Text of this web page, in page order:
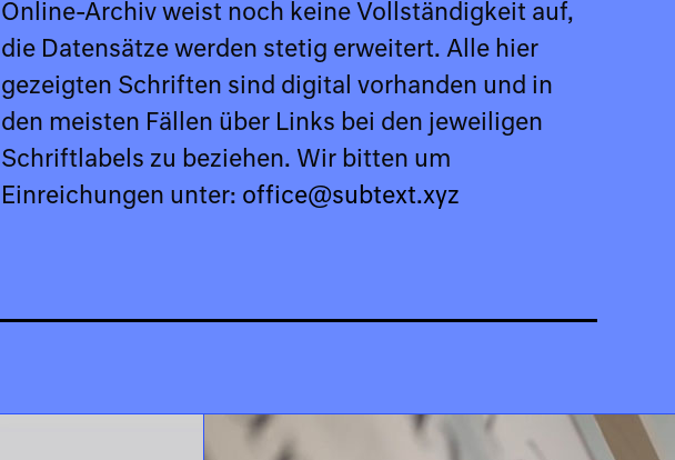
Online-Archiv weist noch keine Vollständigkeit auf,
die Datensätze werden stetig erweitert. Alle hier
gezeigten Schriften sind digital vorhanden und in
den meisten Fällen über Links bei den jeweiligen
Einreichungen unter: office@subtext.xyz